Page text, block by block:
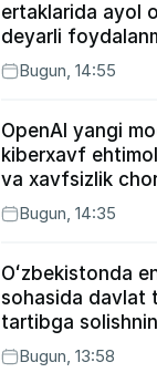
ertaklarida ayol
deyarli
Bugun, 14:55
OpenAI yangi
kiberxavf
va xavfsizlik
kuchaytirdi
Bugun, 14:35
Oʻzbekistonda
sohasida davlat
tartibga
joriy etildi
Bugun, 13:58